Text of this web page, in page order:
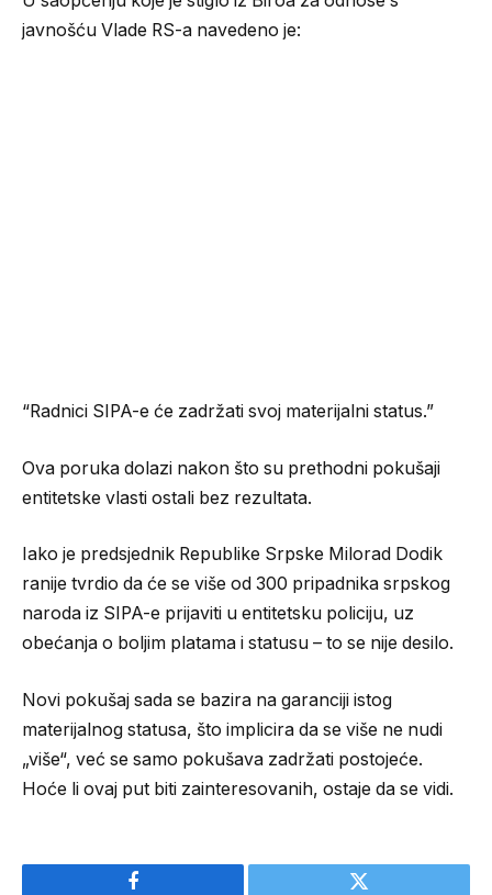
javnošću Vlade RS-a navedeno je:
“Radnici SIPA-e će zadržati svoj materijalni status.”
Ova poruka dolazi nakon što su prethodni pokušaji
entitetske vlasti ostali bez rezultata.
Iako je predsjednik Republike Srpske Milorad Dodik
ranije tvrdio da će se više od 300 pripadnika srpskog
naroda iz SIPA-e prijaviti u entitetsku policiju, uz
obećanja o boljim platama i statusu – to se nije desilo.
Novi pokušaj sada se bazira na garanciji istog
materijalnog statusa, što implicira da se više ne nudi
„više“, već se samo pokušava zadržati postojeće.
Hoće li ovaj put biti zainteresovanih, ostaje da se vidi.